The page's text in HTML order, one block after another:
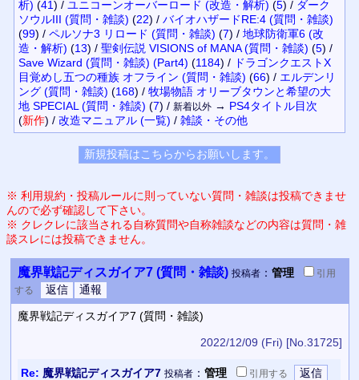
析) (41) / ユニコーンオーバーロード (改造・解析) (5) / ダーク
ソウルIII (質問・雑談) (22) / バイオハザードRE:4 (質問・雑談)
(99) / ペルソナ3 リロード (質問・雑談) (7) / 地球防衛軍6 (改
造・解析) (13) / 聖剣伝説 VISIONS of MANA (質問・雑談) (5) /
Save Wizard (質問・雑談) (Part4) (1184) / ドラゴンクエストX
目覚めし五つの種族 オフライン (質問・雑談) (66) / エルデンリ
ング (質問・雑談) (168) / 牧場物語 オリーブタウンと希望の大
地 SPECIAL (質問・雑談) (7) / 新着以外 → PS4タイトル目次
(新作) / 改造マニュアル (一覧) / 雑談・その他
※ 利用規約・投稿ルールに則っていない質問・雑談は投稿できませ
んので必ず確認して下さい。
※ クレクレに該当される自称質問や自称雑談などの内容は質問・雑
談スレには投稿できません。
魔界戦記ディスガイア7 (質問・雑談) 投稿者： 管理
引用
する
魔界戦記ディスガイア7 (質問・雑談)
2022/12/09 (Fri) [No.31725]
Re: 魔界戦記ディスガイア7 投稿者： 管理 引用する